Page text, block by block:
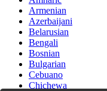
Armenian
Azerbaijani
Belarusian
Bengali
Bosnian
Bulgarian
Cebuano
Chichewa